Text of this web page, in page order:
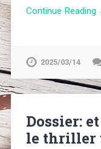
Continue Reading
2025/03/14
Dossier:
le thriller